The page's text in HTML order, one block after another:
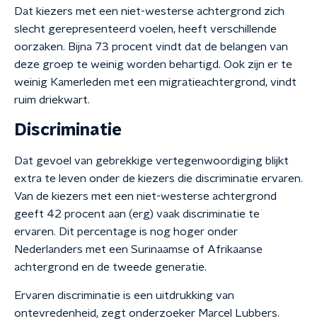
Dat kiezers met een niet-westerse achtergrond zich
slecht gerepresenteerd voelen, heeft verschillende
oorzaken. Bijna 73 procent vindt dat de belangen van
deze groep te weinig worden behartigd. Ook zijn er te
weinig Kamerleden met een migratieachtergrond, vindt
ruim driekwart.
Discriminatie
Dat gevoel van gebrekkige vertegenwoordiging blijkt
extra te leven onder de kiezers die discriminatie ervaren.
Van de kiezers met een niet-westerse achtergrond
geeft 42 procent aan (erg) vaak discriminatie te
ervaren. Dit percentage is nog hoger onder
Nederlanders met een Surinaamse of Afrikaanse
achtergrond en de tweede generatie.
Ervaren discriminatie is een uitdrukking van
ontevredenheid, zegt onderzoeker Marcel Lubbers.